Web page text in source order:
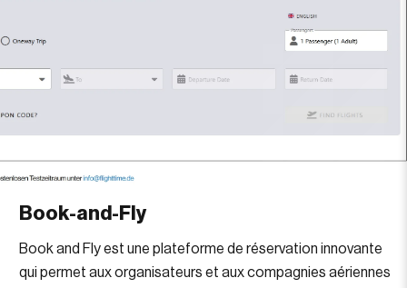
Book-and-Fly
Book and Fly est une plateforme de réservation innovante
qui permet aux organisateurs et aux compagnies aériennes